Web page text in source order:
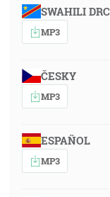
SWAHILI DRC
MP3
ČESKY
MP3
ESPAÑOL
MP3